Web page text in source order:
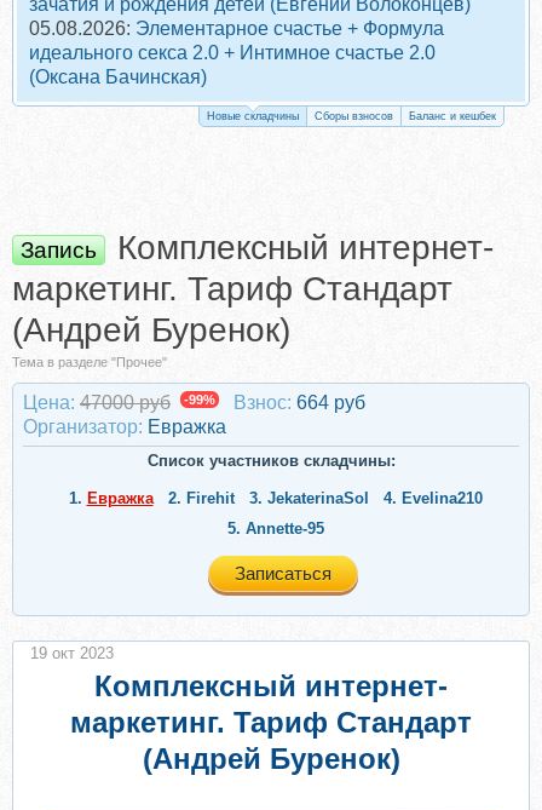
зачатия и рождения детей (Евгений Волоконцев)
05.08.2026: Элементарное счастье + Формула
идеального секса 2.0 + Интимное счастье 2.0
(Оксана Бачинская)
Новые складчины Сборы взносов Баланс и кешбек
Запись
Комплексный интернет-
маркетинг. Тариф Стандарт
(Андрей Буренок)
Тема в разделе "Прочее"
Цена: 47000 руб -99% Взнос: 664 руб
Организатор: Евражкa
Список участников складчины:
1. Евражкa 2. Firehit 3. JekaterinaSol 4. Evelina210
5. Annette-95
Записаться
Комплексный интернет-
маркетинг. Тариф Стандарт
(Андрей Буренок)
19 окт 2023